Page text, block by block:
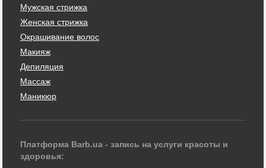
Мужская стрижка
Женская стрижка
Окрашивание волос
Макияж
Депиляция
Массаж
Маникюр
Платформа Barb.ua - запись на услуги красоты и
здоровья: